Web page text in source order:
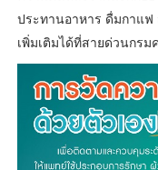
ประทานอาหาร ดื่มกาแฟ
เพิ่มเติมได้ที่สายด่วนกรม